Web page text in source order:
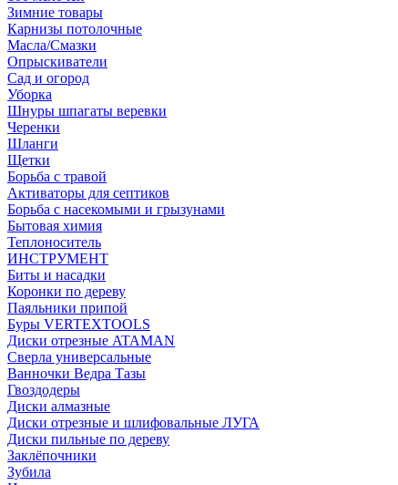
Зимние товары
Карнизы потолочные
Масла/Смазки
Опрыскиватели
Сад и огород
Уборка
Шнуры шпагаты веревки
Черенки
Шланги
Щетки
Борьба с травой
Активаторы для септиков
Борьба с насекомыми и грызунами
Бытовая химия
Теплоноситель
ИНСТРУМЕНТ
Биты и насадки
Коронки по дереву
Паяльники припой
Буры VERTEXTOOLS
Диски отрезные ATAMAN
Сверла универсальные
Ванночки Ведра Тазы
Гвоздодеры
Диски алмазные
Диски отрезные и шлифовальные ЛУГА
Диски пильные по дереву
Заклёпочники
Зубила